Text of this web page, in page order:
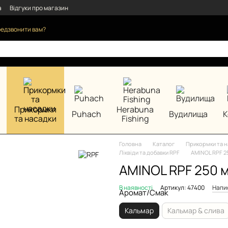
Відгуки про магазин
вам?
Прикормки
та насадки
Puhach
Herabuna
Fishing
Вудилища
Головна Каталог
Прикормки та
Ліквіди та добавки RPF
AMINOL RPF
AMINOL RPF 250
В наявності Артикул: 47400
Аромат/Смак
Кальмар Кальмар & слива